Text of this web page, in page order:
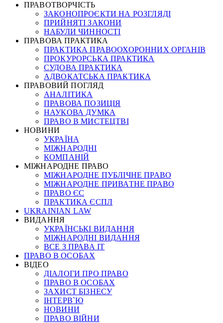
ПРАВОТВОРЧІСТЬ
ЗАКОНОПРОЄКТИ НА РОЗГЛЯДІ
ПРИЙНЯТІ ЗАКОНИ
НАБУЛИ ЧИННОСТІ
ПРАВОВА ПРАКТИКА
ПРАКТИКА ПРАВООХОРОННИХ ОРГАНІВ
ПРОКУРОРСЬКА ПРАКТИКА
СУДОВА ПРАКТИКА
АДВОКАТСЬКА ПРАКТИКА
ПРАВОВИЙ ПОГЛЯД
АНАЛІТИКА
ПРАВОВА ПОЗИЦІЯ
НАУКОВА ДУМКА
ПРАВО В МИСТЕЦТВІ
НОВИНИ
УКРАЇНА
МІЖНАРОДНІ
КОМПАНІЙ
МІЖНАРОДНЕ ПРАВО
МІЖНАРОДНЕ ПУБЛІЧНЕ ПРАВО
МІЖНАРОДНЕ ПРИВАТНЕ ПРАВО
ПРАВО ЄС
ПРАКТИКА ЄСПЛ
UKRAINIAN LAW
ВИДАННЯ
УКРАЇНСЬКІ ВИДАННЯ
МІЖНАРОДНІ ВИДАННЯ
ВСЕ З ПРАВА ІТ
ПРАВО В ОСОБАХ
ВІДЕО
ДІАЛОГИ ПРО ПРАВО
ПРАВО В ОСОБАХ
ЗАХИСТ БІЗНЕСУ
ІНТЕРВ`Ю
НОВИНИ
ПРАВО ВІЙНИ